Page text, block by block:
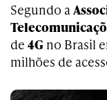
Segundo a
de 4G no Brasil
milhões de